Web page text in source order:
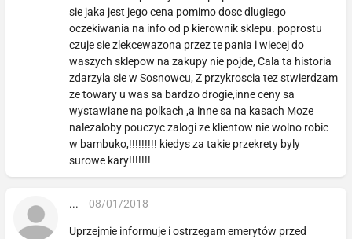
sie jaka jest jego cena pomimo dosc dlugiego
oczekiwania na info od p kierownik sklepu. poprostu
czuje sie zlekcewazona przez te pania i wiecej do
waszych sklepow na zakupy nie pojde, Cala ta historia
zdarzyla sie w Sosnowcu, Z przykroscia tez stwierdzam
ze towary u was sa bardzo drogie,inne ceny sa
wystawiane na polkach ,a inne sa na kasach Moze
nalezaloby pouczyc zalogi ze klientow nie wolno robic
w bambuko,!!!!!!!!! kiedys za takie przekrety byly
surowe kary!!!!!!!
... 08/01/2018
Uprzejmie informuje i ostrzegam emerytów przed